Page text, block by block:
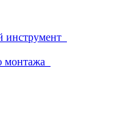
инструмент
монтажа